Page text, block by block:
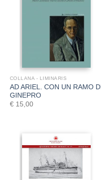
COLLANA - LIMINARIS
AD ARIEL. CON UN RAMO DI
GINEPRO
€ 15,00